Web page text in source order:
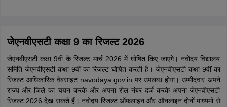
जेएनवीएसटी कक्षा 9 का रिजल्ट 2026
जेएनवीएसटी कक्षा 9वीं के रिजल्ट मार्च 2026 में घोषित किए जाएंगे। नवोदय विद्यालय
समिति जेएनवीएसटी कक्षा 9वीं का रिजल्ट घोषित करती है। जेएनवीएसटी कक्षा 9वीं का
रिजल्ट आधिकारिक वेबसाइट navodaya.gov.in पर उपलब्ध होगा। उम्मीदवार अपने
राज्य और जिले का चयन करके और अपना रोल नंबर दर्ज करके अपना जेएनवीएसटी
रिजल्ट 2026 देख सकते हैं। नवोदय रिजल्ट ऑफलाइन और ऑनलाइन दोनों माध्यमों से